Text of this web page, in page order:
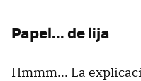
Papel... de lija
Hmmm... La